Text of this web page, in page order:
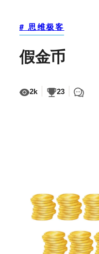
# 思维极客
假金币
2k 23